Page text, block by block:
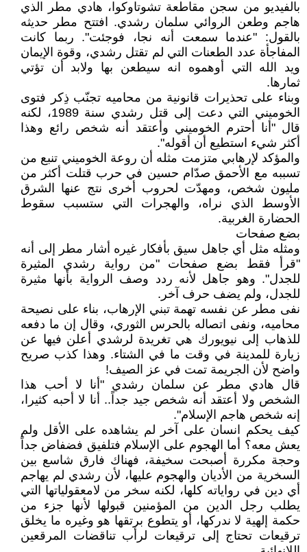
بالفيديو من سجن مقاطعة تشوتاوكوا، هادي مطر الذي
هاجم وطعن الروائي سلمان رشدي. افتتح مطر حديثه
بالقول: "عندما سمعت أنه نجا، فوجئت". ربما كانت
المفاجأة عدد الطعنات التي لم تقتل رشدي، وقوة الإيمان
ويد الله التي أوهموه انه سيطعن بها ولابد أن تؤتي
ثمارها.
وبناء على تحذيرات قانونية من محاميه تجنّب ذِكر فتوى
الخوميني التي دعت إلى قتل رشدي سنة 1989، لكنه
قال "أنا أحترم الخوميني وأعتقد أنه شخص رائع وهذا
أكثر شيء استطيع أن أقوله".
والمؤكد لإرهابي متزمت مثله أن روعة الخوميني تنبع من
تسببه مع الأحمق صدّام حسين في حرب قتلت أكثر من
مليون شخص، ومهدّت لحروب أخرى نتج عنها الشرق
الأوسط الذي نراه، والهجرات التي ستسبب سقوط
الحضارة الغربية.
بضع صفحات
ومثله مثل أي جاهل سيق بأفكار غيره أشار مطر إلى أنه
"قرأ فقط بضع صفحات "من رواية رشدي المثيرة
للجدل". وهو جاهل لأنه ردد وصف الرواية بأنها مثيرة
للجدل، ولم يضف حرف آخر.
نفى مطر عن نفسه تهمة تبني الإرهاب، بناء على نصيحة
محاميه، ونفى اتصاله بالحرس الثوري، وقال إن ما دفعه
للذهاب إلى نيويورك هي تغريدة لرشدي أعلن فيها عن
زيارة للمدينة في وقت ما في الشتاء. وهذا كذب صريح
واضح لأن الجريمة تمت في عز الصيف!
قال هادي مطر عن سلمان رشدي "أنا لا أحب هذا
الشخص ولا أعتقد أنه شخص جيد جداً.. أنا لا أحبه كثيرا،
إنه شخص هاجم الإسلام".
كيف يحكم انسان على آخر لم يشاهده على الأقل ولم
يعش معه؟ أما الهجوم على الإسلام فتلفيق فضفاض جداً
وحجة مكررة أصبحت سخيفة، فهناك فارق شاسع بين
السخرية من الأديان والهجوم عليها، لأن رشدي لم يهاجم
أي دين في رواياته كلها، لكنه سخر من لامعقولياتها التي
يطلب رجل الدين من المؤمنين قبولها لأنها جزء من
حكمة إلهية لا ندركها، أو يتطوع برتقها هو وغيره ما يخلق
ترقيعات تحتاج إلى ترقيعات لرأب تناقضات المرقعين